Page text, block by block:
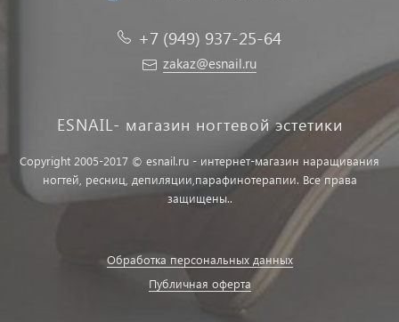
+7 (949) 937-25-64
zakaz@esnail.ru
ESNAIL- магазин ногтевой эстетики
Copyright 2005-2017 © esnail.ru - интернет-магазин наращивания
ногтей, ресниц, депиляции,парафинотерапии. Все права
защищены..
Обработка персональных данных
Публичная оферта